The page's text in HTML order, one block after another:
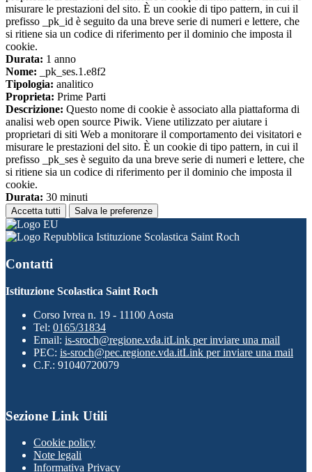
misurare le prestazioni del sito. È un cookie di tipo pattern, in cui il
prefisso _pk_id è seguito da una breve serie di numeri e lettere, che
si ritiene sia un codice di riferimento per il dominio che imposta il
cookie.
Durata: 1 anno
Nome: _pk_ses.1.e8f2
Tipologia: analitico
Proprieta: Prime Parti
Descrizione: Questo nome di cookie è associato alla piattaforma di
analisi web open source Piwik. Viene utilizzato per aiutare i
proprietari di siti Web a monitorare il comportamento dei visitatori e
misurare le prestazioni del sito. È un cookie di tipo pattern, in cui il
prefisso _pk_ses è seguito da una breve serie di numeri e lettere, che
si ritiene sia un codice di riferimento per il dominio che imposta il
cookie.
Durata: 30 minuti
Accetta tutti Salva le preferenze
Istituzione Scolastica Saint Roch
Contatti
Istituzione Scolastica Saint Roch
Corso Ivrea n. 19 - 11100 Aosta
Tel: 0165/31834
Email: is-sroch@regione.vda.itLink per inviare una mail
PEC: is-sroch@pec.regione.vda.itLink per inviare una mail
C.F.: 91040720079
Sezione Link Utili
Cookie policy
Note legali
Informativa Privacy